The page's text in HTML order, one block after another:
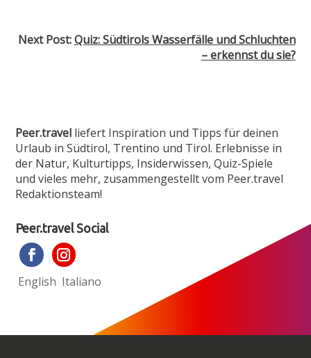
Next Post:Quiz: Südtirols Wasserfälle und Schluchten
– erkennst du sie?
Peer.travel liefert Inspiration und Tipps für deinen
Urlaub in Südtirol, Trentino und Tirol. Erlebnisse in
der Natur, Kulturtipps, Insiderwissen, Quiz-Spiele
und vieles mehr, zusammen­gestellt vom Peer.travel
Redaktionsteam!
Peer.travel Social
English Italiano